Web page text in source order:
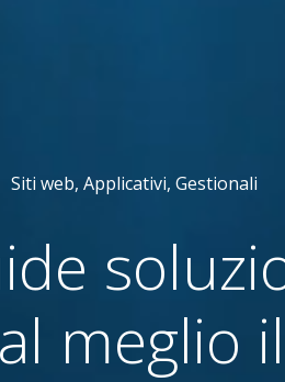
Siti web, Applicativi, Gestionali
meglio